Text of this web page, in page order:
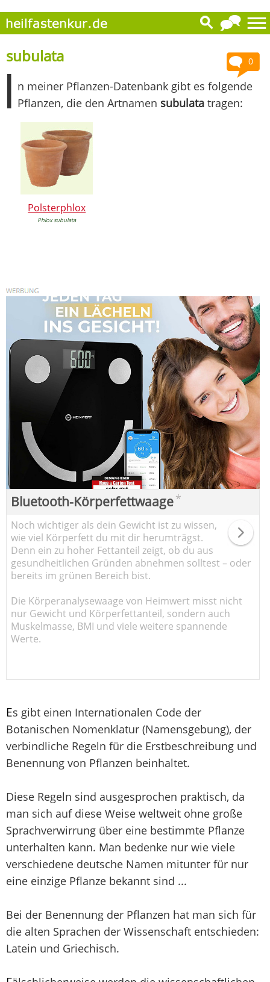
0
subulata
I n meiner Pflanzen-Datenbank gibt es folgende
Pflanzen, die den Artnamen subulata tragen:
Polsterphlox
Phlox subulata
Bluetooth-Körperfettwaage*
Noch wichtiger als dein Gewicht ist zu wissen,
wie viel Körperfett du mit dir herumträgst.
Denn ein zu hoher Fettanteil zeigt, ob du aus
gesundheitlichen Gründen abnehmen solltest – oder
bereits im grünen Bereich bist.
Die Körperanalysewaage von Heimwert misst nicht
nur Gewicht und Körperfettanteil, sondern auch
Muskelmasse, BMI und viele weitere spannende
Werte.
Es gibt einen Internationalen Code der
Botanischen Nomenklatur (Namensgebung), der
verbindliche Regeln für die Erstbeschreibung und
Benennung von Pflanzen beinhaltet.
Diese Regeln sind ausgesprochen praktisch, da
man sich auf diese Weise weltweit ohne große
Sprachverwirrung über eine bestimmte Pflanze
unterhalten kann. Man bedenke nur wie viele
verschiedene deutsche Namen mitunter für nur
eine einzige Pflanze bekannt sind ...
Bei der Benennung der Pflanzen hat man sich für
die alten Sprachen der Wissenschaft entschieden:
Latein und Griechisch.